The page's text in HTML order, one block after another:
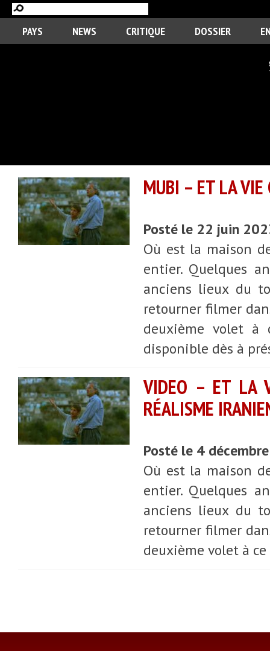
PAYS NEWS CRITIQUE DOSSIER
MUBI – ET LA VIE
Posté le 22 juin
Où est la maison
entier. Quelques
anciens lieux du
retourner filmer
deuxième volet
disponible dès à
VIDEO – ET LA
RÉALISME
Posté le 4
Où est la maison
entier. Quelques
anciens lieux du
retourner filmer
deuxième volet à